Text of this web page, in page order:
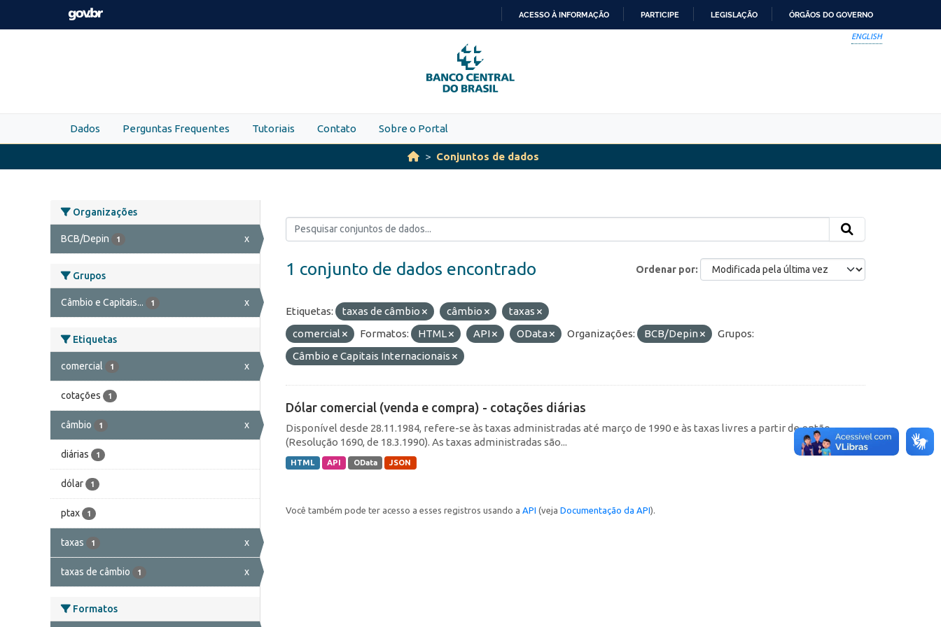
Skip to main content
PARA
O
CONTEÚDO
ACESSO À INFORMAÇÃO PARTICIPE LEGISLAÇÃO ÓRGÃOS DO GOVERNO
ENGLISH
Dados Perguntas Frequentes Tutoriais Contato Sobre o Portal
Conjuntos de dados
Organizações
BCB/Depin 1 x
Grupos
Câmbio e Capitais... 1 x
Etiquetas
comercial 1 x
cotações 1
câmbio 1 x
diárias 1
dólar 1
ptax 1
taxas 1 x
taxas de câmbio 1 x
Formatos
Ordenar por
1 conjunto de dados encontrado
Etiquetas: taxas de câmbio câmbio
taxas
comercial
Formatos: HTML API OData Organizações: BCB/Depin
Grupos:
Câmbio e Capitais Internacionais
Dólar comercial (venda e compra) - cotações diárias
Disponível desde 28.11.1984, refere-se às taxas administradas até março de 1990 e às taxas livres a partir de então
(Resolução 1690, de 18.3.1990). As taxas administradas são...
HTML API OData JSON
Você também pode ter acesso a esses registros usando a API (veja Documentação da API).